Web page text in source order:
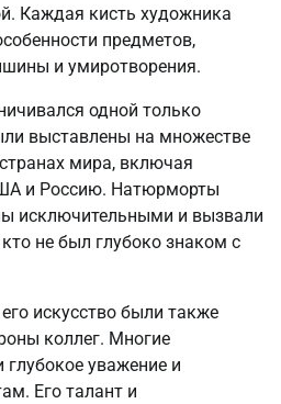
Каждая кисть художника
предметов,
и умиротворения.
одной только
выставлены на множестве
мира, включая
и Россию. Натюрморты
исключительными и вызвали
не был глубоко знаком с
искусство были также
коллег. Многие
уважение и
Его талант и